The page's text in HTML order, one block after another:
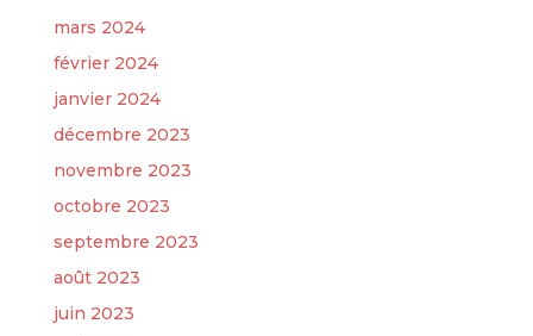
mars 2024
février 2024
janvier 2024
décembre 2023
novembre 2023
octobre 2023
septembre 2023
août 2023
juin 2023